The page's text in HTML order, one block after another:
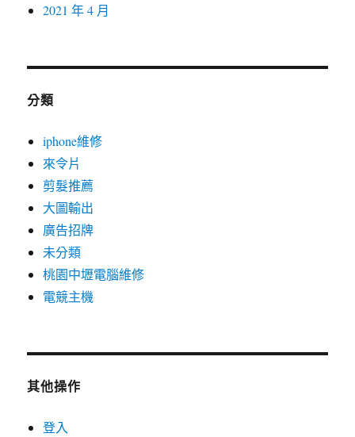
2021 年 4 月
分類
iphone維修
來令片
剪髮推薦
大圖輸出
廣告招牌
未分類
桃園中壢電腦維修
電競主機
其他操作
登入